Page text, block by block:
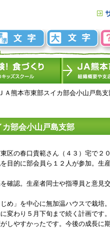
Ａ熊本市東部スイカ部会小山戸島支
部会小山戸島支部
区の春口貴範さん（４３）宅で２
目的に部会員ら１２人が参加。生
確認。生産者同士や指導員と意見
め」を中心に無加温ハウスで栽培
変わり５月下旬まで続く計画です。
しやすかったです。今後の成長に